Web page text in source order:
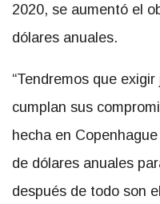
2020, se aumentó el
dólares anuales.
“Tendremos que
cumplan sus
hecha en
de dólares anuales
después de todo son